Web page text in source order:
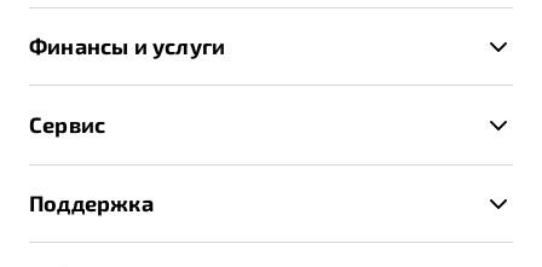
X70
Спецпредложения и Акции
Записаться на тест-драйв
Получить предложение
Финансы и услуги
Трейд-ин
Страхование
Расчет КАСКО
Сервис
Руководство по эксплуатации
Поддержка